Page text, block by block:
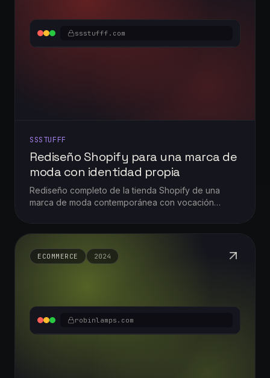
ssstufff.com
SSSTUFFF
Rediseño Shopify para una marca de
moda con identidad propia
Rediseño completo de la tienda Shopify de una
marca de moda contemporánea con vocación
robinlamps.com
ECOMMERCE 2024